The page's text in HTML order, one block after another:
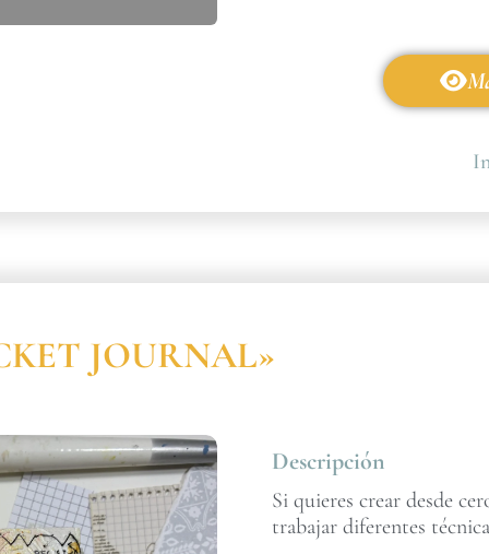
JOURNAL»
Descripción
Si quieres crear desde
trabajar diferentes